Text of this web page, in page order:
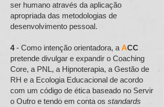
ser humano através da aplicação
apropriada das metodologias de
desenvolvimento pessoal.
4- Como intenção orientadora, a ACC
pretende divulgar e expandir o Coaching
Core, a PNL, a Hipnoterapia, a Gestão de
RH e a Ecologia Educacional de acordo
com um código de ética baseado no Servir
o Outro e tendo em conta os standards